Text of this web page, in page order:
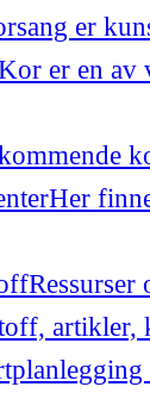
er
er en
Her
artikler,